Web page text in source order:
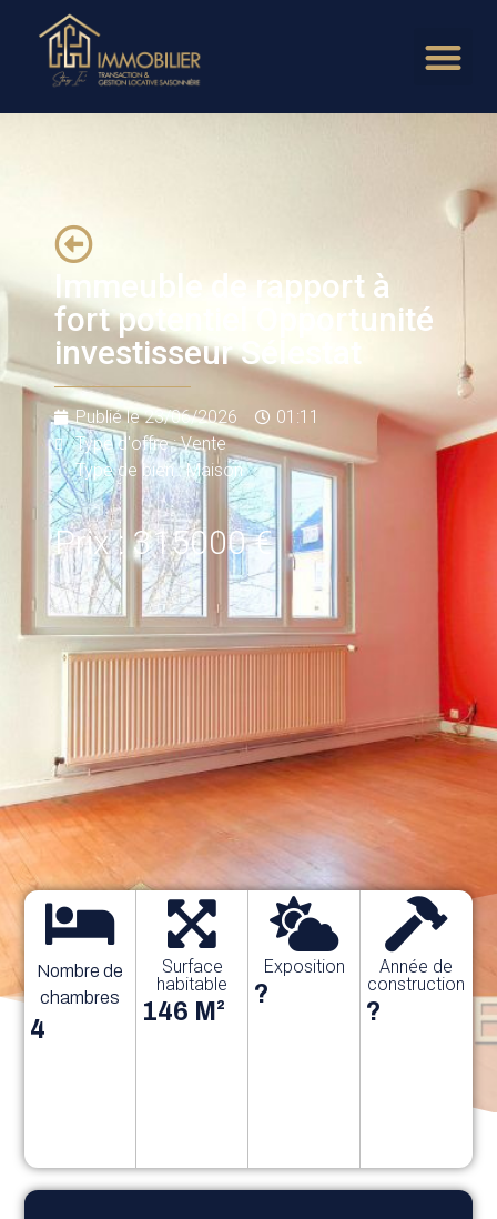
Immeuble de rapport à
fort potentiel Opportunité
investisseur Sélestat
Publié le 23/06/2026
01:11
Type d'offre : Vente
Type de bien : Maison
Prix : 315000 €
Nombre de
chambres
4
Surface
habitable
146 M²
Exposition
?
Année de
construction
?